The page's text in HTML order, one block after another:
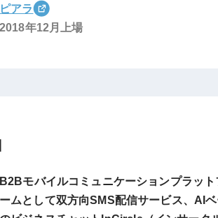
ピアラ
2018年12月上場
B2Bモバイルコミュニケーションプラット
ームとして双方向SMS配信サービス、AI